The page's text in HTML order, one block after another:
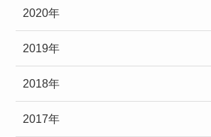
2020年
2019年
2018年
2017年